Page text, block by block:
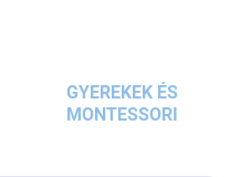
GYEREKEK ÉS
MONTESSORI